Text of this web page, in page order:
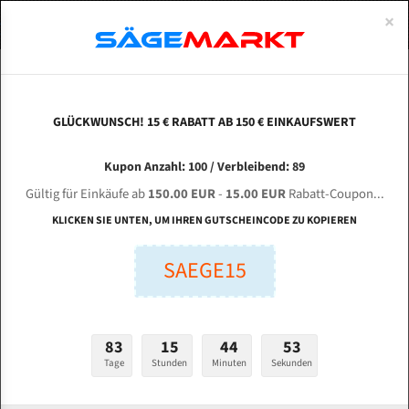
CORMAK H - 40 / 70 für 5000 mm Bi-Metall
Bandsägeblätter
Länge (mm):
Stärken + Zahnteilung:
mm
ABOUTS
ENGLISH
Bi-Metall Meterware
Fleischerei Bandsägeblätter
Bandmesser Glatt Meterware
Konvex Meterware
×
GLÜCKWUNSCH! 15 € RABATT AB 150 € EINKAUFSWERT
Kupon Anzahl: 100 / Verbleibend: 89
Gültig für Einkäufe ab150.00 EUR- 15.00 EURRabatt-Coupon...
KLICKEN SIE UNTEN, UM IHREN GUTSCHEINCODE ZU KOPIEREN
SAEGE15
83
Tage
15
Stunden
44
Minuten
52
Sekunden